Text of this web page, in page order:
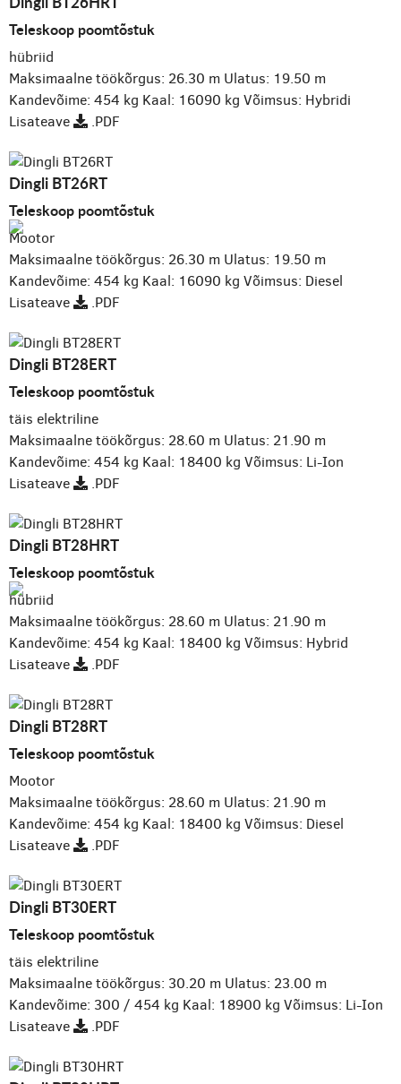
Teleskoop poomtõstuk
hübriid
Maksimaalne töökõrgus: 26.30 m Ulatus: 19.50 m
Kandevõime: 454 kg Kaal: 16090 kg Võimsus: Hybridi
Lisateave
.PDF
Dingli BT26RT
Teleskoop poomtõstuk
Mootor
Maksimaalne töökõrgus: 26.30 m Ulatus: 19.50 m
Kandevõime: 454 kg Kaal: 16090 kg Võimsus: Diesel
Lisateave
.PDF
Dingli BT28ERT
Teleskoop poomtõstuk
täis elektriline
Maksimaalne töökõrgus: 28.60 m Ulatus: 21.90 m
Kandevõime: 454 kg Kaal: 18400 kg Võimsus: Li-Ion
Lisateave
.PDF
Dingli BT28HRT
Teleskoop poomtõstuk
hübriid
Maksimaalne töökõrgus: 28.60 m Ulatus: 21.90 m
Kandevõime: 454 kg Kaal: 18400 kg Võimsus: Hybrid
Lisateave
.PDF
Dingli BT28RT
Teleskoop poomtõstuk
Mootor
Maksimaalne töökõrgus: 28.60 m Ulatus: 21.90 m
Kandevõime: 454 kg Kaal: 18400 kg Võimsus: Diesel
Lisateave
.PDF
Dingli BT30ERT
Teleskoop poomtõstuk
täis elektriline
Maksimaalne töökõrgus: 30.20 m Ulatus: 23.00 m
Kandevõime: 300 / 454 kg Kaal: 18900 kg Võimsus: Li-Ion
Lisateave
.PDF